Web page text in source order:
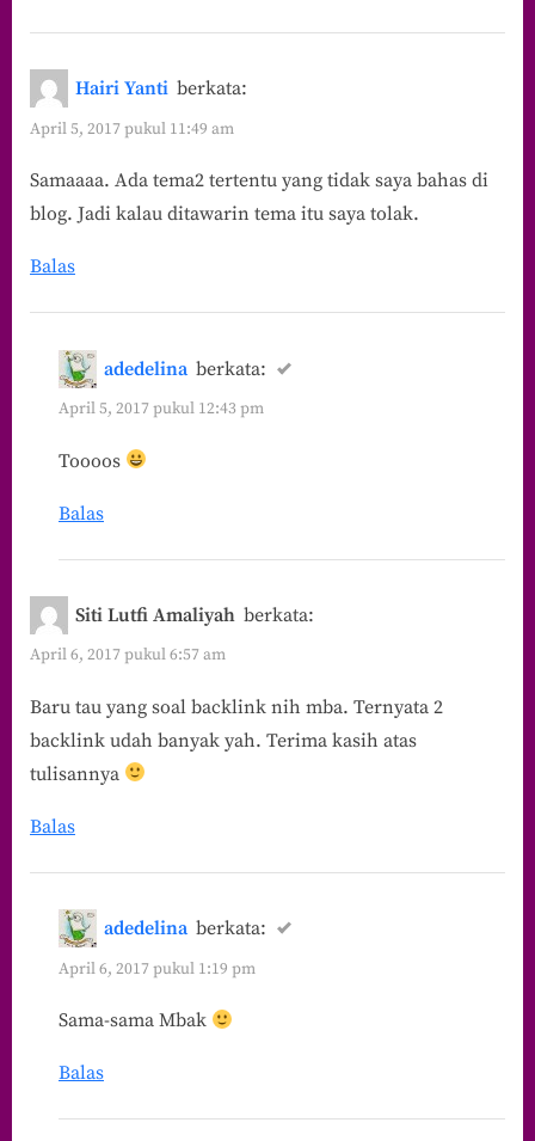
Hairi Yanti berkata:
April 5, 2017 pukul 11:49 am
Samaaaa. Ada tema2 tertentu yang tidak saya bahas di
blog. Jadi kalau ditawarin tema itu saya tolak.
Balas
adedelina berkata:
April 5, 2017 pukul 12:43 pm
Toooos
Balas
Siti Lutfi Amaliyah berkata:
April 6, 2017 pukul 6:57 am
Baru tau yang soal backlink nih mba. Ternyata 2
backlink udah banyak yah. Terima kasih atas
tulisannya
Balas
adedelina berkata:
April 6, 2017 pukul 1:19 pm
Sama-sama Mbak
Balas